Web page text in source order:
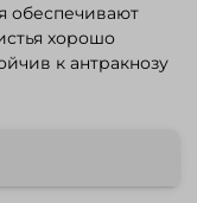
обеспечивают
хорошо